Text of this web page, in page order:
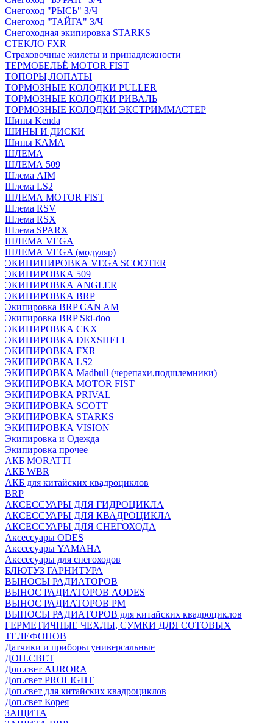
Снегоход "РЫСЬ" З/Ч
Снегоход "ТАЙГА" З/Ч
Снегоходная экипировка STARKS
СТЕКЛО FXR
Страховочные жилеты и принадлежности
ТЕРМОБЕЛЬЁ MOTOR FIST
ТОПОРЫ,ЛОПАТЫ
ТОРМОЗНЫЕ КОЛОДКИ PULLER
ТОРМОЗНЫЕ КОЛОДКИ РИВАЛЬ
ТОРМОЗНЫЕ КОЛОДКИ ЭКСТРИММАСТЕР
Шины Kenda
ШИНЫ И ДИСКИ
Шины КАМА
ШЛЕМА
ШЛЕМА 509
Шлема AIM
Шлема LS2
ШЛЕМА MOTOR FIST
Шлема RSV
Шлема RSX
Шлема SPARX
ШЛЕМА VEGA
ШЛЕМА VEGA (модуляр)
ЭКИПИПИРОВКА VEGA SCOOTER
ЭКИПИРОВКА 509
ЭКИПИРОВКА ANGLER
ЭКИПИРОВКА BRP
Экипировка BRP CAN AM
Экипировка BRP Ski-doo
ЭКИПИРОВКА CKX
ЭКИПИРОВКА DEXSHELL
ЭКИПИРОВКА FXR
ЭКИПИРОВКА LS2
ЭКИПИРОВКА Madbull (черепахи,подшлемники)
ЭКИПИРОВКА MOTOR FIST
ЭКИПИРОВКА PRIVAL
ЭКИПИРОВКА SCOTT
ЭКИПИРОВКА STARKS
ЭКИПИРОВКА VISION
Экипировка и Одежда
Экипировка прочее
АКБ MORATTI
АКБ WBR
АКБ для китайских квадроциклов
BRP
АКСЕССУАРЫ ДЛЯ ГИДРОЦИКЛА
АКСЕССУАРЫ ДЛЯ КВАДРОЦИКЛА
АКСЕССУАРЫ ДЛЯ СНЕГОХОДА
Аксессуары ODES
Акссесуары YAMAHA
Акссесуары для снегоходов
БЛЮТУЗ ГАРНИТУРА
ВЫНОСЫ РАДИАТОРОВ
ВЫНОС РАДИАТОРОВ AODES
ВЫНОС РАДИАТОРОВ РМ
ВЫНОСЫ РАДИАТОРОВ для китайских квадроциклов
ГЕРМЕТИЧНЫЕ ЧЕХЛЫ, СУМКИ ДЛЯ СОТОВЫХ
ТЕЛЕФОНОВ
Датчики и приборы универсальные
ДОП.СВЕТ
Доп.свет AURORA
Доп.свет PROLIGHT
Доп.свет для китайских квадроциклов
Доп.свет Корея
ЗАЩИТА